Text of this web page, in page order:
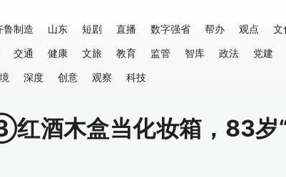
鲁制造 山东 短剧 直播 数字强省 帮办 观点 文
交通 健康 文旅 教育 监管 智库 政法 党建
深度 创意 观察 科技
酒木盒当化妆箱，83岁